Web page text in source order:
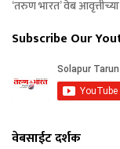
‘तरुण भारत’ वेब
Subscribe Our
वेबसाईट दर्शक